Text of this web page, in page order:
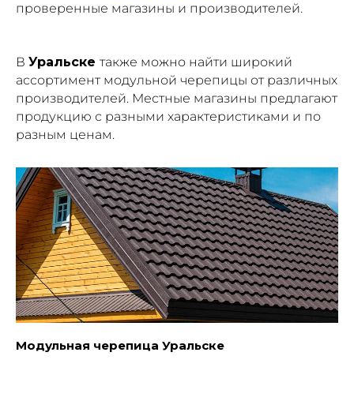
проверенные магазины и производителей.
В Уральске также можно найти широкий
ассортимент модульной черепицы от различных
производителей. Местные магазины предлагают
продукцию с разными характеристиками и по
разным ценам.
Модульная черепица Уральске